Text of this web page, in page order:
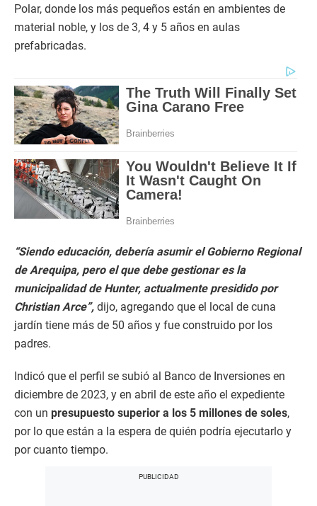
Polar, donde los más pequeños están en ambientes de
material noble, y los de 3, 4 y 5 años en aulas
prefabricadas.
“Siendo educación, debería asumir el Gobierno Regional
de Arequipa, pero el que debe gestionar es la
municipalidad de Hunter, actualmente presidido por
Christian Arce”, dijo, agregando que el local de cuna
jardín tiene más de 50 años y fue construido por los
padres.
Indicó que el perfil se subió al Banco de Inversiones en
diciembre de 2023, y en abril de este año el expediente
con un presupuesto superior a los 5 millones de soles,
por lo que están a la espera de quién podría ejecutarlo y
por cuanto tiempo.